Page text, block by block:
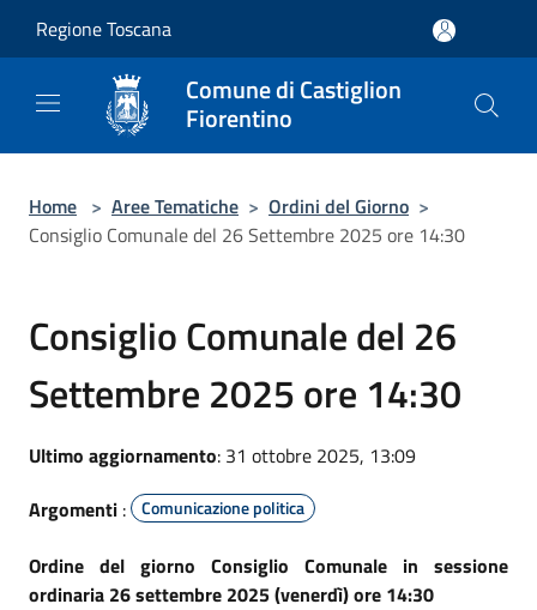
Regione Toscana
Comune di Castiglion
Fiorentino
Home > Aree Tematiche > Ordini del Giorno >
Consiglio Comunale del 26 Settembre 2025 ore 14:30
Consiglio Comunale del 26
Settembre 2025 ore 14:30
Ultimo aggiornamento: 31 ottobre 2025, 13:09
Argomenti : Comunicazione politica
Ordine del giorno Consiglio Comunale in sessione
ordinaria 26 settembre 2025 (venerdì) ore 14:30